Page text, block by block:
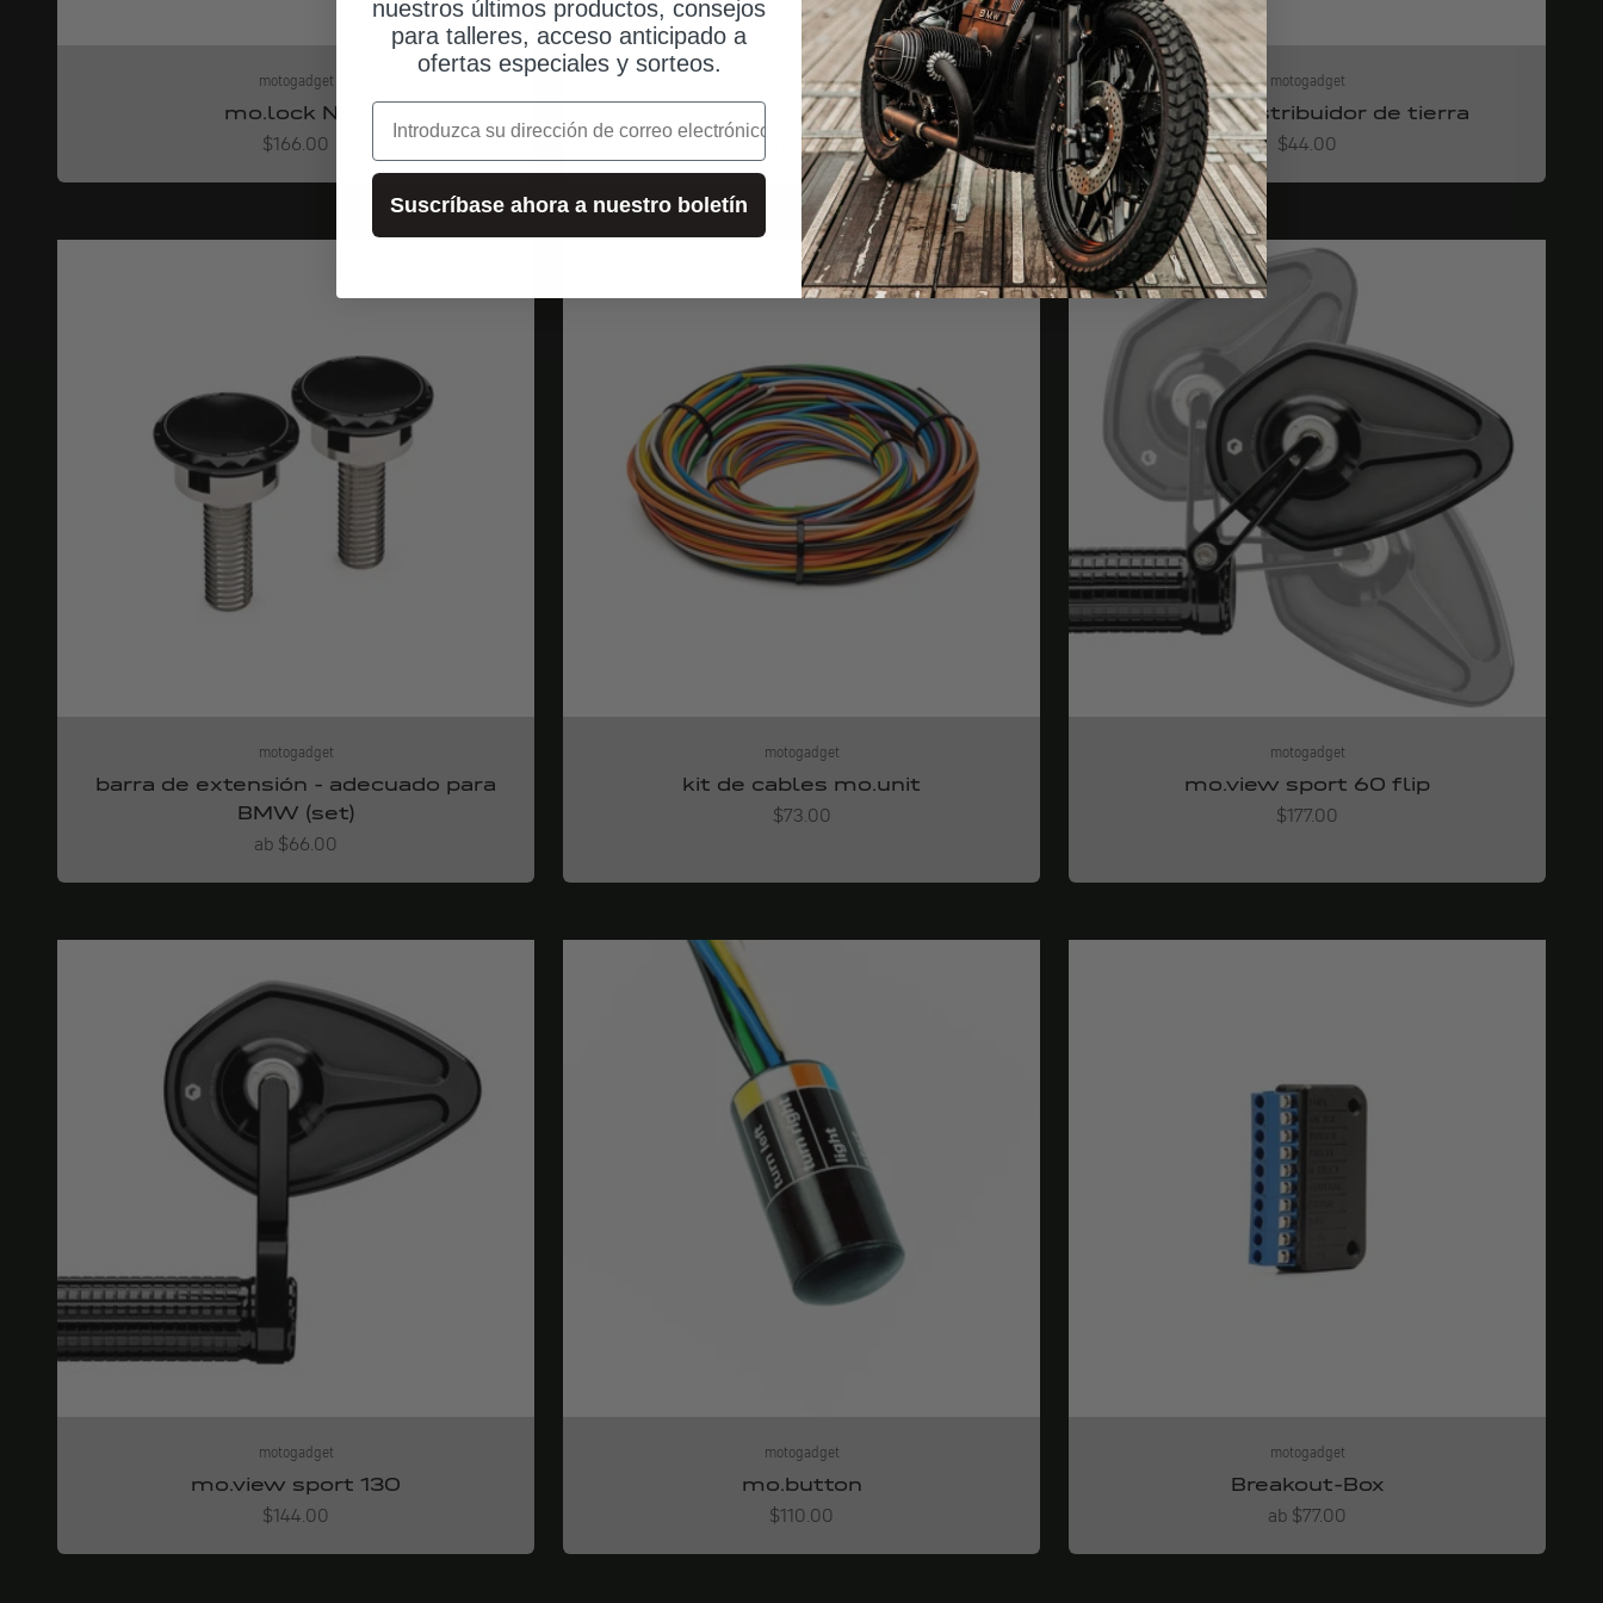
motogadget
mo.lock NFC
Angebot
$166.00
motogadget
mo.view sport 60
Angebot
$144.00
motogadget
mo.unit distribuidor de tierra
Angebot
$44.00
motogadget
barra de extensión - adecuado para
BMW (set)
Angebot
ab $66.00
motogadget
kit de cables mo.unit
Angebot
$73.00
motogadget
mo.view sport 60 flip
Angebot
$177.00
motogadget
mo.view sport 130
Angebot
$144.00
motogadget
mo.button
Angebot
$110.00
motogadget
Breakout-Box
Angebot
ab $77.00
nuestros últimos productos, consejos
para talleres, acceso anticipado a
ofertas especiales y sorteos.
correo electrónico
Suscríbase ahora a nuestro boletín